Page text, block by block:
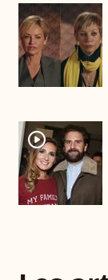
player2